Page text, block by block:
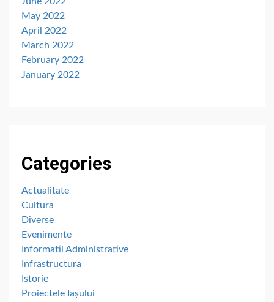
May 2022
April 2022
March 2022
February 2022
January 2022
Categories
Actualitate
Cultura
Diverse
Evenimente
Informatii Administrative
Infrastructura
Istorie
Proiectele Iașului